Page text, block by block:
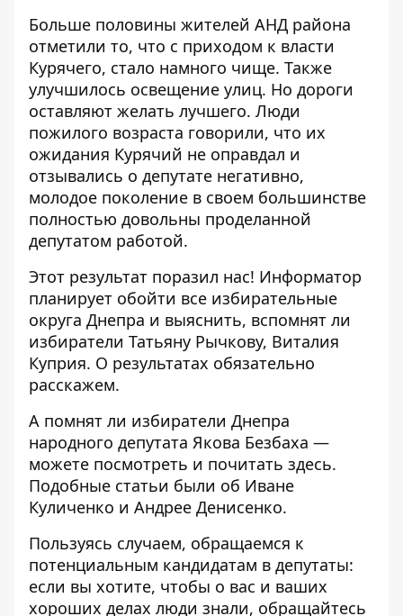
Больше половины жителей АНД района
отметили то, что с приходом к власти
Курячего, стало намного чище. Также
улучшилось освещение улиц. Но дороги
оставляют желать лучшего. Люди
пожилого возраста говорили, что их
ожидания Курячий не оправдал и
отзывались о депутате негативно,
молодое поколение в своем большинстве
полностью довольны проделанной
депутатом работой.
Этот результат поразил нас! Информатор
планирует обойти все избирательные
округа Днепра и выяснить, вспомнят ли
избиратели Татьяну Рычкову, Виталия
Куприя. О результатах обязательно
расскажем.
А помнят ли избиратели Днепра
народного депутата Якова Безбаха —
можете посмотреть и почитать здесь.
Подобные статьи были об Иване
Куличенко и Андрее Денисенко.
Пользуясь случаем, обращаемся к
потенциальным кандидатам в депутаты:
если вы хотите, чтобы о вас и ваших
хороших делах люди знали, обращайтесь